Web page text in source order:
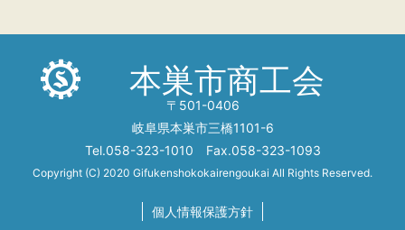
本巣市商工会
〒501-0406
岐阜県本巣市三橋1101-6
Tel.058-323-1010 Fax.058-323-1093
Copyright (C) 2020 Gifukenshokokairengoukai All Rights Reserved.
個人情報保護方針